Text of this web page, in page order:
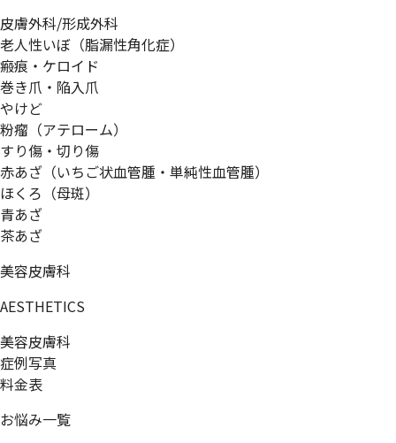
皮膚外科/形成外科
老人性いぼ（脂漏性角化症）
瘢痕・ケロイド
巻き爪・陥入爪
やけど
粉瘤（アテローム）
すり傷・切り傷
赤あざ（いちご状血管腫・単純性血管腫）
ほくろ（母斑）
青あざ
茶あざ
美容皮膚科
AESTHETICS
美容皮膚科
症例写真
料金表
お悩み一覧